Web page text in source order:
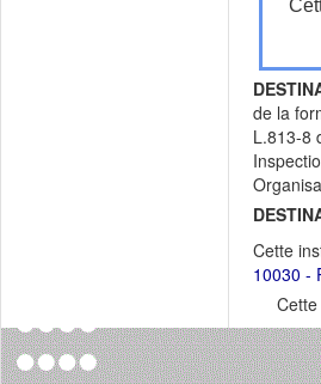
de la
L.813-8
Cette
10030 -